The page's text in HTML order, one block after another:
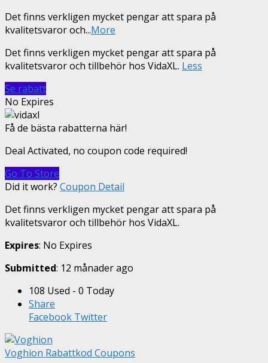
Det finns verkligen mycket pengar att spara på
kvalitetsvaror och...More
Det finns verkligen mycket pengar att spara på
kvalitetsvaror och tillbehör hos VidaXL. Less
Se rabatt
No Expires
Få de bästa rabatterna här!
Deal Activated, no coupon code required!
Go To Store
Did it work? Coupon Detail
Det finns verkligen mycket pengar att spara på
kvalitetsvaror och tillbehör hos VidaXL.
Expires: No Expires
Submitted: 12 månader ago
108 Used - 0 Today
Share
Facebook Twitter
Voghion Rabattkod Coupons